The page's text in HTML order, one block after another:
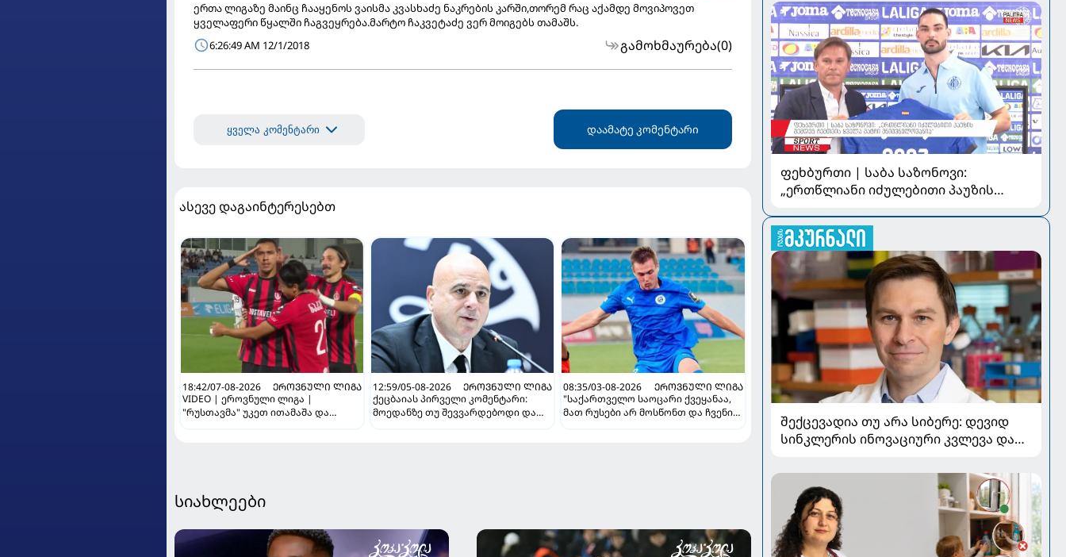
ერთა ლიგაზე მაინც ჩააყენოს ვაისმა კვასხაძე ნაკრების კარში,თორემ რაც აქამდე მოვიპოვეთ
ყველაფერი წყალში ჩაგვეყრება.მარტო ჩაკვეტაძე ვერ მოიგებს თამაშს.
6:26:49 AM 12/1/2018
გამოხმაურება(0)
ყველა კომენტარი დაამატე კომენტარი
ასევე დაგაინტერესებთ
18:42/07-08-2026
ᲔᲠᲝᲕᲜᲣᲚᲘ ᲚᲘᲒᲐ
VIDEO | ეროვნული ლიგა |
"რუსთავმა" უკეთ ითამაშა და
12:59/05-08-2026
ᲔᲠᲝᲕᲜᲣᲚᲘ ᲚᲘᲒᲐ
ქეცბაიას პირველი კომენტარი:
მოედანზე თუ შევვარდებოდი და
08:35/03-08-2026
ᲔᲠᲝᲕᲜᲣᲚᲘ ᲚᲘᲒᲐ
"საქართველო საოცარი ქვეყანაა,
მათ რუსები არ მოსწონთ და ჩვენი
სიახლეები
ფეხბურთი | საბა საზონოვი:
„ერთწლიანი იძულებითი პაუზის
მნიშვნელოვანია“
შექცევადია თუ არა სიბერე: დევიდ
სინკლერის ინოვაციური კვლევა და